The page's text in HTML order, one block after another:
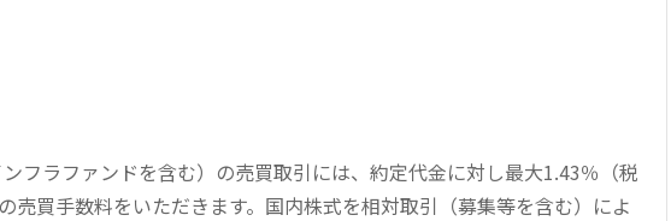
フラファンドを含む）の売買取引には、約定代金に対し最大1.43％（税
買手数料をいただきます。国内株式を相対取引（募集等を含む）によ